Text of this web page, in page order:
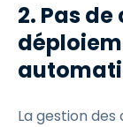
2. Pas
La gestion